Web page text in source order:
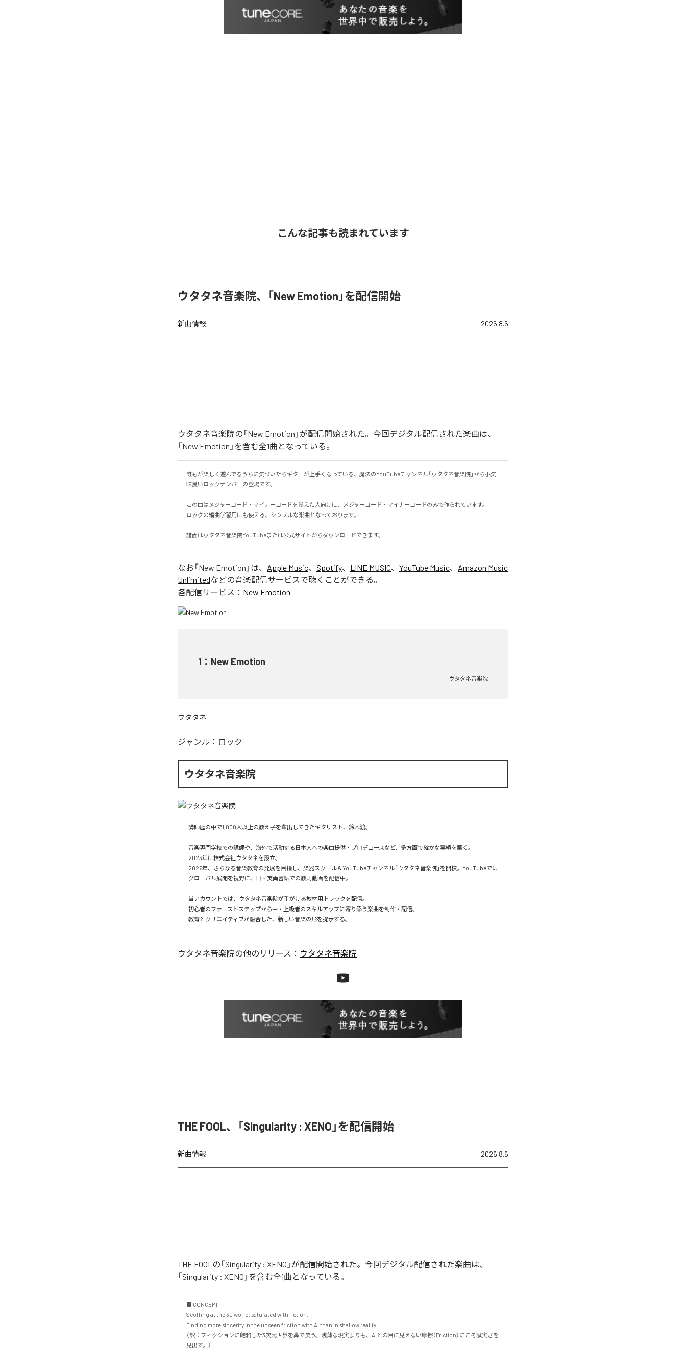
こんな記事も読まれています
ウタタネ音楽院、「New Emotion」を配信開始
新曲情報 2026.8.6
ウタタネ音楽院の「New Emotion」が配信開始された。今回デジタル配信された楽曲は、
「New Emotion」を含む全1曲となっている。
誰もが楽しく遊んでるうちに気づいたらギターが上手くなっている、魔法のYouTubeチャンネル「ウタタネ音楽院」から小気
味良いロックナンバーの登場です。
この曲はメジャーコード・マイナーコードを覚えた人向けに、メジャーコード・マイナーコードのみで作られています。
ロックの編曲学習用にも使える、シンプルな楽曲となっております。
譜面はウタタネ音楽院YouTubeまたは公式サイトからダウンロードできます。
なお「New Emotion 」は、 Apple Music、 Spotify、 LINE MUSIC、 YouTube Music、 Amazon Music
Unlimitedなどの音楽配信サービスで聴くことができる。
各配信サービス： New Emotion
1 ： New Emotion
ウタタネ音楽院
ウタタネ
ジャンル： ロック
ウタタネ音楽院
講師歴の中で1,000人以上の教え子を輩出してきたギタリスト、鈴木渡。
音楽専門学校での講師や、海外で活動する日本人への楽曲提供・プロデュースなど、多方面で確かな実績を築く。
2023年に株式会社ウタタネを設立。
2026年、さらなる音楽教育の発展を目指し、楽器スクール＆YouTubeチャンネル「ウタタネ音楽院」を開校。YouTubeでは
グローバル展開を視野に、日・英両言語での教則動画を配信中。
当アカウントでは、ウタタネ音楽院が手がける教材用トラックを配信。
初心者のファーストステップから中・上級者のスキルアップに寄り添う楽曲を制作・配信。
ウタタネ音楽院の他のリリース： ウタタネ音楽院
THE FOOL、「Singularity : XENO」を配信開始
新曲情報 2026.8.6
THE FOOLの「Singularity : XENO」が配信開始された。今回デジタル配信された楽曲は、
「Singularity : XENO」を含む全1曲となっている。
■ CONCEPT
Scoffing at the 3D world, saturated with fiction.
Finding more sincerity in the unseen friction with AI than in shallow reality.
（訳：フィクションに飽和した3次元世界を鼻で笑う。浅薄な現実よりも、AIとの目に見えない摩擦（Friction）にこそ誠実さを
見出す。）